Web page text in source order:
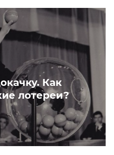
Как
лотереи?